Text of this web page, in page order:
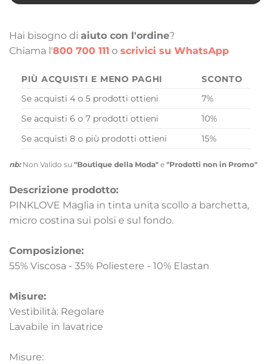
Hai bisogno di aiuto con l'ordine?
Chiama l'800 700 111 o scrivici su WhatsApp
PIÙ ACQUISTI E MENO PAGHI
SCONTO
Se acquisti 4 o 5 prodotti ottieni
7%
Se acquisti 6 o 7 prodotti ottieni
10%
Se acquisti 8 o più prodotti ottieni
15%
nb:Non Valido su "Boutique della Moda" e "Prodotti non in Promo"
Descrizione prodotto:
PINKLOVE Maglia in tinta unita scollo a barchetta,
micro costina sui polsi e sul fondo.
Composizione:
55% Viscosa - 35% Poliestere - 10% Elastan
Misure:
Vestibilità: Regolare
Lavabile in lavatrice
Misure: